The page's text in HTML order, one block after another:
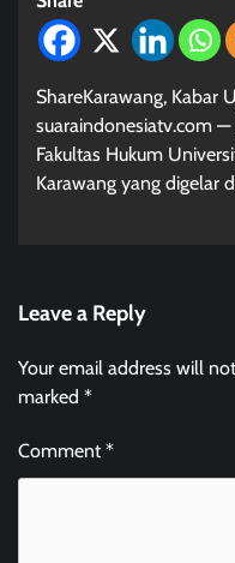
ShareKarawang, Kabar
suaraindonesiatv.com
Fakultas Hukum
Karawang yang digelar
Leave a Reply
Your email address will
marked *
Comment*